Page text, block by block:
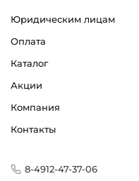
Юридическим лицам
Оплата
Каталог
Акции
Компания
Контакты
8-4912-47-37-06